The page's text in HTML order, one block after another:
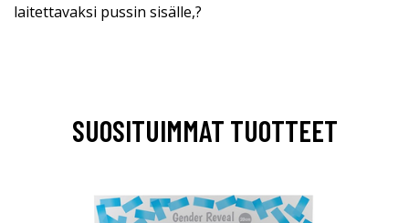
laitettavaksi pussin sisälle,?
SUOSITUIMMAT TUOTTEET